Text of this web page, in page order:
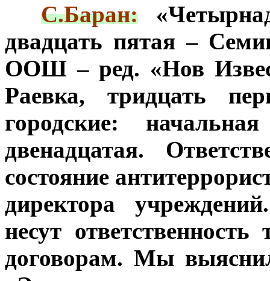
С.Баран:
двадцать пятая –
ООШ – ред. «Нов
Раевка, тридцать
городские:
двенадцатая.
состояние
директора
несут
договорам. Мы